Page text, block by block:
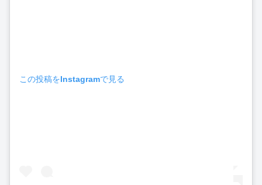
この投稿をInstagramで見る